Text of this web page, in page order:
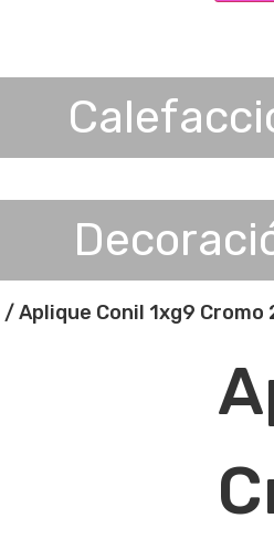
/ Aplique Conil 1xg9 Cromo